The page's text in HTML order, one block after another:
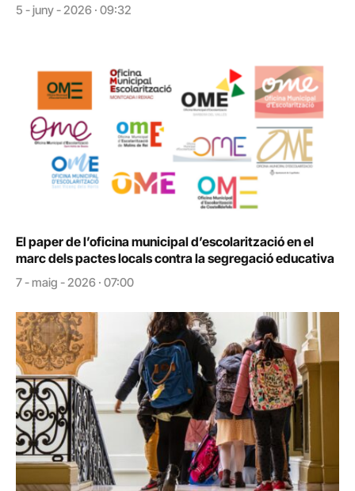
5 - juny - 2026 · 09:32
El paper de l’oficina municipal d’escolarització en el
marc dels pactes locals contra la segregació educativa
7 - maig - 2026 · 07:00